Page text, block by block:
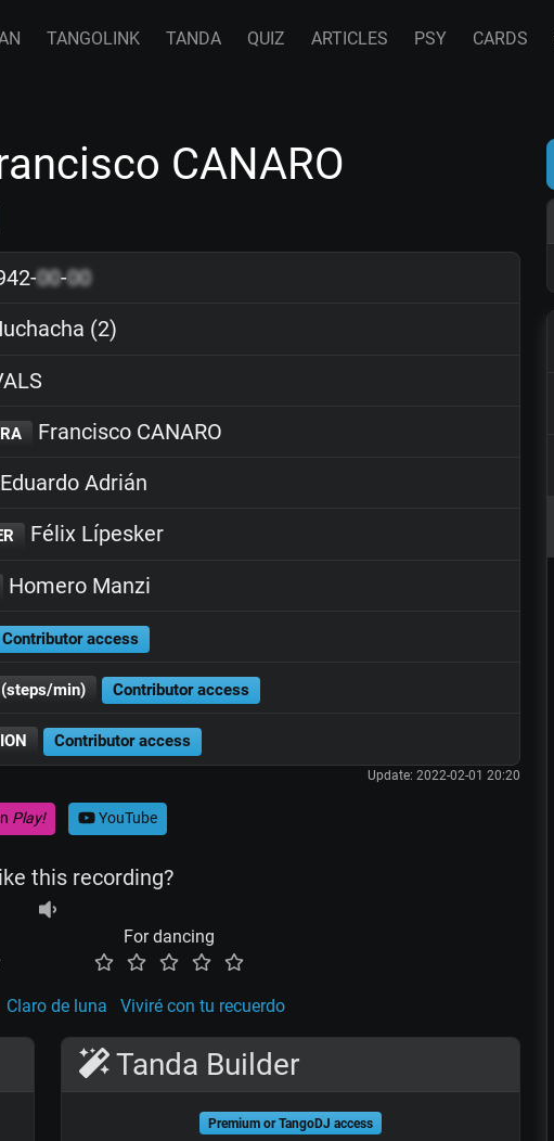
TANGOLINK TANDA QUIZ ARTICLES PSY CARDS
CANARO
00-00
(2)
Francisco CANARO
Eduardo Adrián
Félix Lípesker
Homero Manzi
Contributor access
(steps/min) Contributor access
Contributor access
Update: 2022-02-01 20:20
Play! YouTube
this recording?
For dancing
Claro de luna Viviré con tu recuerdo
Tanda Builder
Premium or TangoDJ access